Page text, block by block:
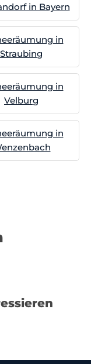
in Bayern
in
Straubing
in
Velburg
in